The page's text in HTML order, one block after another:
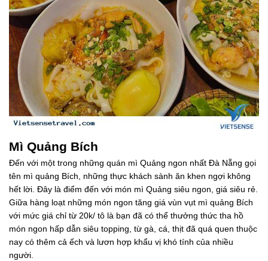
Mì Quảng Bích
Đến với một trong những quán mì Quảng ngon nhất Đà Nẵng gọi
tên mì quảng Bích, những thực khách sành ăn khen ngợi không
hết lời. Đây là điểm đến với món mì Quảng siêu ngon, giá siêu rẻ.
Giữa hàng loạt những món ngon tăng giá vùn vụt mì quảng Bích
với mức giá chỉ từ 20k/ tô là bạn đã có thể thưởng thức tha hồ
món ngon hấp dẫn siêu topping, từ gà, cá, thịt đã quá quen thuộc
nay có thêm cả ếch và lươn hợp khẩu vị khó tính của nhiều
người.